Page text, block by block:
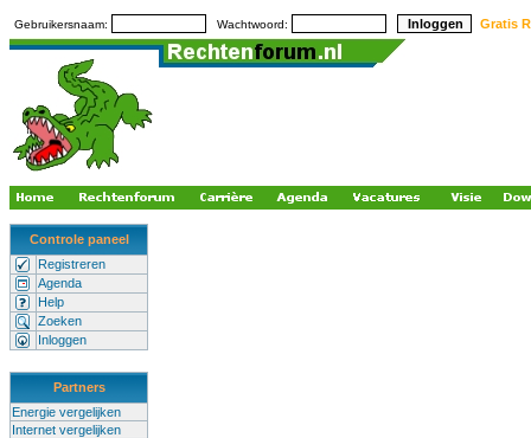
Gebruikersnaam: Wachtwoord: Gratis
Controle paneel
Registreren
Agenda
Help
Zoeken
Inloggen
Partners
Energie vergelijken
Internet vergelijken